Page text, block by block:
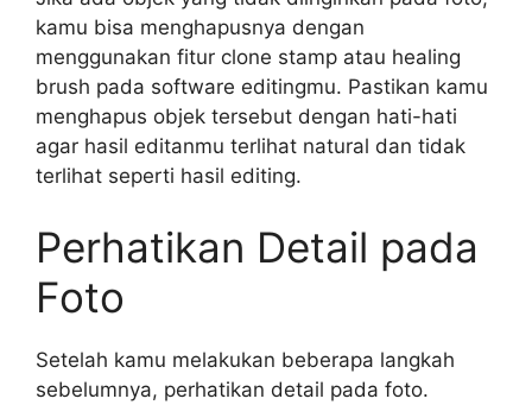
kamu bisa menghapusnya dengan
menggunakan fitur clone stamp atau healing
brush pada software editingmu. Pastikan kamu
menghapus objek tersebut dengan hati-hati
agar hasil editanmu terlihat natural dan tidak
terlihat seperti hasil editing.
Perhatikan Detail pada
Foto
Setelah kamu melakukan beberapa langkah
sebelumnya, perhatikan detail pada foto.